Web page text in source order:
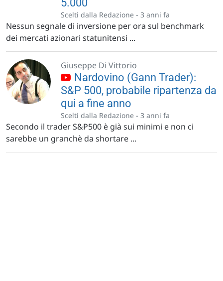
5.000
Scelti dalla Redazione - 3 anni fa
Nessun segnale di inversione per ora sul benchmark
dei mercati azionari statunitensi ...
Giuseppe Di Vittorio
Nardovino (Gann Trader):
S&P 500, probabile ripartenza da
qui a fine anno
Scelti dalla Redazione - 3 anni fa
Secondo il trader S&P500 è già sui minimi e non ci
sarebbe un granchè da shortare ...